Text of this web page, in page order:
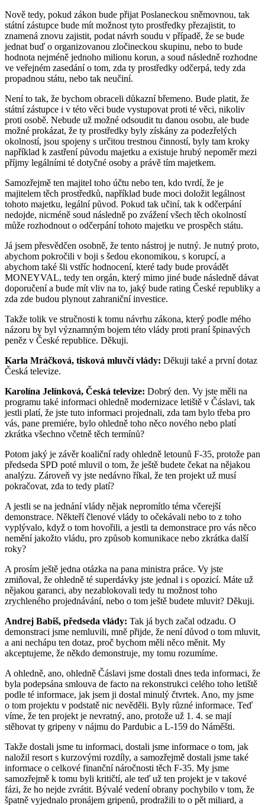
Nově tedy, pokud zákon bude přijat Poslaneckou sněmovnou, tak
státní zástupce bude mít možnost tyto prostředky přezajistit, to
znamená znovu zajistit, podat návrh soudu v případě, že se bude
jednat buď o organizovanou zločineckou skupinu, nebo to bude
hodnota nejméně jednoho milionu korun, a soud následně rozhodne
ve veřejném zasedání o tom, zda ty prostředky odčerpá, tedy zda
propadnou státu, nebo tak neučiní.
Není to tak, že bychom obraceli důkazní břemeno. Bude platit, že
státní zástupce i v této věci bude vystupovat proti té věci, nikoliv
proti osobě. Nebude už možné odsoudit tu danou osobu, ale bude
možné prokázat, že ty prostředky byly získány za podezřelých
okolností, jsou spojeny s určitou trestnou činností, byly tam kroky
například k zastření původu majetku a existuje hrubý nepoměr mezi
příjmy legálními té dotyčné osoby a právě tím majetkem.
Samozřejmě ten majitel toho účtu nebo ten, kdo tvrdí, že je
majitelem těch prostředků, například bude moci doložit legálnost
tohoto majetku, legální původ. Pokud tak učiní, tak k odčerpání
nedojde, nicméně soud následně po zvážení všech těch okolností
může rozhodnout o odčerpání tohoto majetku ve prospěch státu.
Já jsem přesvědčen osobně, že tento nástroj je nutný. Je nutný proto,
abychom pokročili v boji s šedou ekonomikou, s korupcí, a
abychom také šli vstříc hodnocení, které tady bude provádět
MONEYVAL, tedy ten orgán, který mimo jiné bude následně dávat
doporučení a bude mít vliv na to, jaký bude rating České republiky a
zda zde budou plynout zahraniční investice.
Takže tolik ve stručnosti k tomu návrhu zákona, který podle mého
názoru by byl významným bojem této vlády proti praní špinavých
peněz v České republice. Děkuji.
Karla Mráčková, tisková mluvčí vlády: Děkuji také a první dotaz
Česká televize.
Karolína Jelínková, Česká televize: Dobrý den. Vy jste měli na
programu také informaci ohledně modernizace letiště v Čáslavi, tak
jestli platí, že jste tuto informaci projednali, zda tam bylo třeba pro
vás, pane premiére, bylo ohledně toho něco nového nebo platí
zkrátka všechno včetně těch termínů?
Potom jaký je závěr koaliční rady ohledně letounů F-35, protože pan
předseda SPD poté mluvil o tom, že ještě budete čekat na nějakou
analýzu. Zároveň vy jste nedávno říkal, že ten projekt už musí
pokračovat, zda to tedy platí?
A jestli se na jednání vlády nějak nepromítlo téma včerejší
demonstrace. Někteří členové vlády to očekávali nebo to z toho
vyplývalo, když o tom hovořili, a jestli ta demonstrace pro vás něco
nemění jakožto vládu, pro způsob komunikace nebo zkrátka další
roky?
A prosím ještě jedna otázka na pana ministra práce. Vy jste
zmiňoval, že ohledně té superdávky jste jednal i s opozicí. Máte už
nějakou garanci, aby nezablokovali tedy tu možnost toho
zrychleného projednávání, nebo o tom ještě budete mluvit? Děkuji.
Andrej Babiš, předseda vlády: Tak já bych začal odzadu. O
demonstraci jsme nemluvili, mně přijde, že není důvod o tom mluvit,
a ani nechápu ten dotaz, proč bychom měli něco měnit. My
akceptujeme, že někdo demonstruje, my tomu rozumíme.
A ohledně, ano, ohledně Čáslavi jsme dostali dnes teda informaci, že
byla podepsána smlouva de facto na rekonstrukci celého toho letiště
podle té informace, jak jsem ji dostal minulý čtvrtek. Ano, my jsme
o tom projektu v podstatě nic nevěděli. Byly různé informace. Teď
víme, že ten projekt je nevratný, ano, protože už 1. 4. se mají
stěhovat ty gripeny v nájmu do Pardubic a L-159 do Náměšti.
Takže dostali jsme tu informaci, dostali jsme informace o tom, jak
naložil resort s kurzovými rozdíly, a samozřejmě dostali jsme také
informace o celkové finanční náročnosti těch F-35. My jsme
samozřejmě k tomu byli kritičtí, ale teď už ten projekt je v takové
fázi, že ho nejde zvrátit. Bývalé vedení obrany pochybilo v tom, že
špatně vyjednalo pronájem gripenů, prodražili to o pět miliard, a